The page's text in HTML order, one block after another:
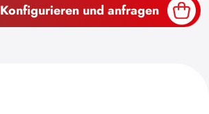
Konfigurieren und anfragen